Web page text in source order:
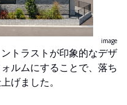
image
トラストが印象的なデザ
ルムにすることで、落ち
げました。